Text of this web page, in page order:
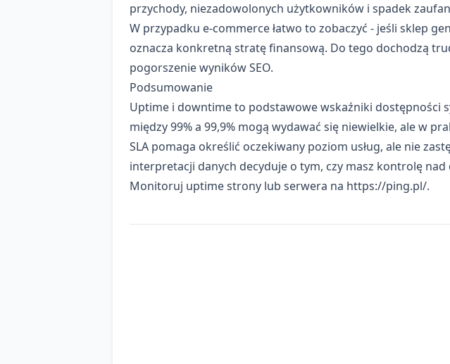
przychody, niezadowolonych użytkowników i spadek
W przypadku e-commerce łatwo to zobaczyć - jeśli sklep
oznacza konkretną stratę finansową. Do tego dochodzą
pogorszenie wyników SEO.
Podsumowanie
Uptime i downtime to podstawowe wskaźniki dostępności
między 99% a 99,9% mogą wydawać się niewielkie, ale w
SLA pomaga określić oczekiwany poziom usług, ale nie
interpretacji danych decyduje o tym, czy masz kontrolę
Monitoruj uptime strony lub serwera na https://ping.pl/.